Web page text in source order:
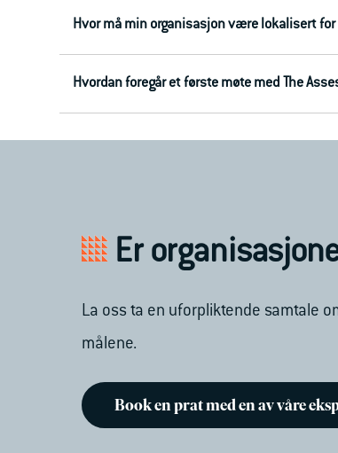
Hvor må min organisasjon være lokalisert
Hvordan foregår et første møte med The
Er
La oss ta en uforpliktende samtale
målene.
Book en prat med en av våre